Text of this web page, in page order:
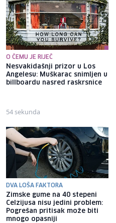
O ČEMU JE RIJEČ
Nesvakidašnji prizor u Los
Angelesu: Muškarac snimljen u
billboardu nasred raskrsnice
54 sekunda
DVA LOŠA FAKTORA
Zimske gume na 40 stepeni
Celzijusa nisu jedini problem:
Pogrešan pritisak može biti
mnogo opasniji